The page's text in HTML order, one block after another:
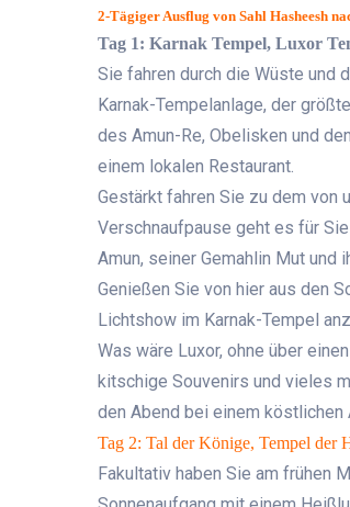
2-Tägiger Ausflug von Sahl Hasheesh
Tag 1: Karnak Tempel, Luxor
Sie fahren durch die Wüste und
Karnak-Tempelanlage, der
des Amun-Re, Obelisken und
einem lokalen Restaurant.
Gestärkt fahren Sie zu dem von
Verschnaufpause geht es für
Amun, seiner Gemahlin Mut und
Genießen Sie von hier aus den
Lichtshow im Karnak-Tempel
Was wäre Luxor, ohne über
kitschige Souvenirs und vieles
den Abend bei einem
Tag 2: Tal der Könige, Tempel der
Fakultativ haben Sie am frühen